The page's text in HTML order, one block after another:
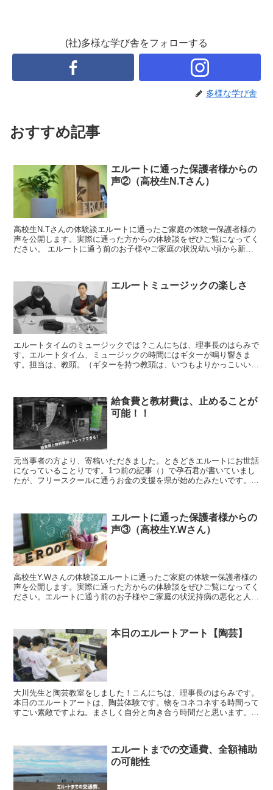
(社)多様な学び舎をフォローする
多様な学び舎
おすすめ記事
エルートに通った保護者様からの
声②（高校生N.Tさん）
高校生N.Tさんの体験談エルートに通ったご家庭の体験ー保護者様の
声を公開します。実際に通った方からの体験談をぜひご覧になってく
ださい。 エルートに通う前のお子様やご家庭の状況幼い頃から新し
エルートミュージックの楽しさ
エルートタイムのミュージックでは？こんにちは、理事長のはらみで
す。エルートタイム、ミュージックの時間にはギターが鳴り響きま
す。担当は、教頭。（ギターを持つ教頭は、いつもよりかっこいいで
給食費と教材費は、止めることが
可能！！
元当事者の方より、寄稿いただきました。ときどきエルートにお世話
になっていることりです。1つ前の記事（）で孕石君が書いていまし
たが、フリースクールに通うお金の支援を県が始めたみたいです。対
エルートに通った保護者様からの
声③（高校生Y.Wさん）
高校生Y.Wさんの体験談エルートに通ったご家庭の体験ー保護者様の
声を公開します。実際に通った方からの体験談をぜひご覧になってく
ださい。エルートに通う前のお子様やご家庭の状況持病の悪化と人間
本日のエルートアート【陶芸】
大川先生と陶芸教室をしました！こんにちは、理事長のはらみです。
本日のエルートアートは、陶芸体験です。物をコネコネする時間って
すごい素敵ですよね。まさしく自分と向き合う時間だと思います。
エルートまでの交通費、全額補助
の可能性